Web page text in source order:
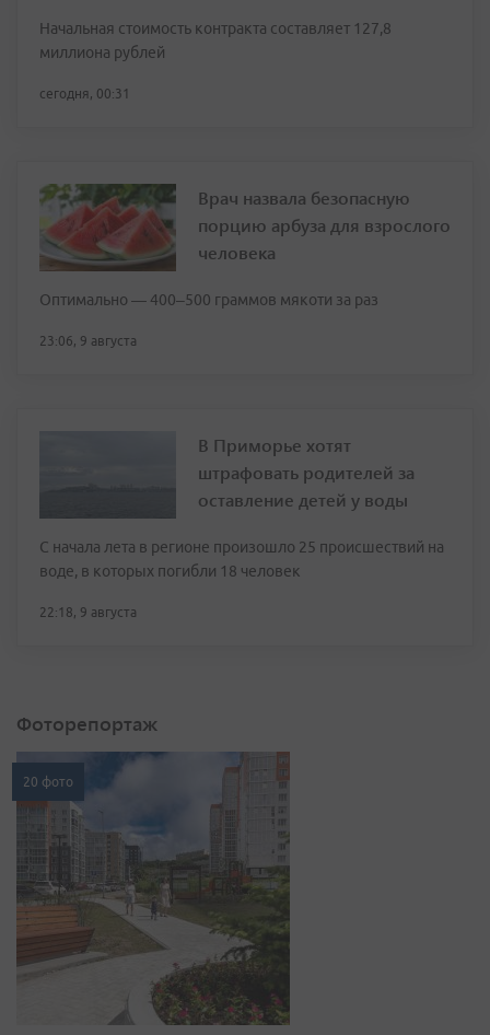
Начальная стоимость контракта составляет 127,8
миллиона рублей
сегодня, 00:31
Врач назвала безопасную
порцию арбуза для взрослого
человека
Оптимально — 400–500 граммов мякоти за раз
23:06, 9 августа
В Приморье хотят
штрафовать родителей за
оставление детей у воды
С начала лета в регионе произошло 25 происшествий на
воде, в которых погибли 18 человек
22:18, 9 августа
Фоторепортаж
20 фото